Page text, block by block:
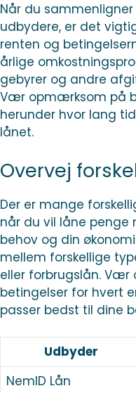
Når du
udbydere, er det
renten og
årlige
gebyrer og andre
Vær opmærksom på
herunder hvor lang
lånet.
Overvej
Der er mange
når du vil låne penge
behov og din
mellem forskellige
eller forbrugslån.
betingelser for hvert
passer bedst til dine
Udbyder
NemID Lån